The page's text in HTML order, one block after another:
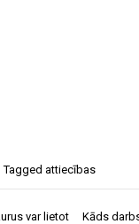
Taggedattiecības
var lietot
Kāds